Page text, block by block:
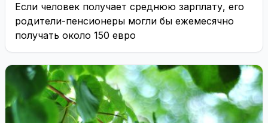
Если человек получает среднюю зарплату, его
родители-пенсионеры могли бы ежемесячно
получать около 150 евро